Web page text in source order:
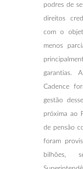
podres de
direitos
com o
menos
garantias.
Cadence
gestão
próxima ao
de pensão
foram
bilhões,